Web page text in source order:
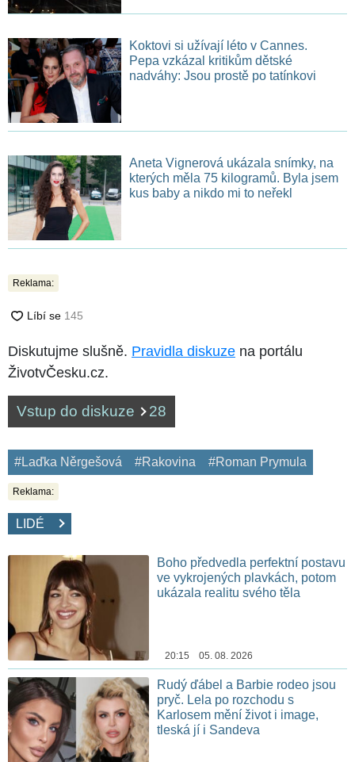
Koktovi si užívají léto v Cannes.
Pepa vzkázal kritikům dětské
nadváhy: Jsou prostě po tatínkovi
Aneta Vignerová ukázala snímky, na
kterých měla 75 kilogramů. Byla jsem
kus baby a nikdo mi to neřekl
Reklama:
Diskutujme slušně. Pravidla diskuze na portálu
ŽivotvČesku.cz.
Vstup do diskuze 28
#Laďka Něrgešová #Rakovina #Roman Prymula
Reklama:
LIDÉ
Boho předvedla perfektní postavu
ve vykrojených plavkách, potom
ukázala realitu svého těla
20:15 05. 08. 2026
Rudý ďábel a Barbie rodeo jsou
pryč. Lela po rozchodu s
Karlosem mění život i image,
tleská jí i Sandeva